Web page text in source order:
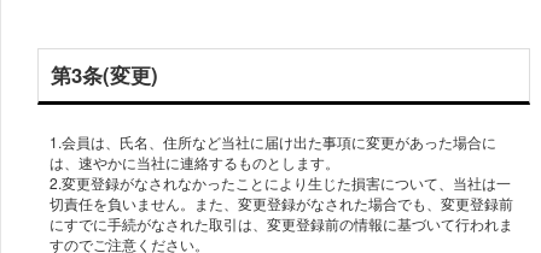
第3条(変更)
1.会員は、氏名、住所など当社に届け出た事項に変更があった場合に
は、速やかに当社に連絡するものとします。
2.変更登録がなされなかったことにより生じた損害について、当社は一
切責任を負いません。また、変更登録がなされた場合でも、変更登録前
にすでに手続がなされた取引は、変更登録前の情報に基づいて行われま